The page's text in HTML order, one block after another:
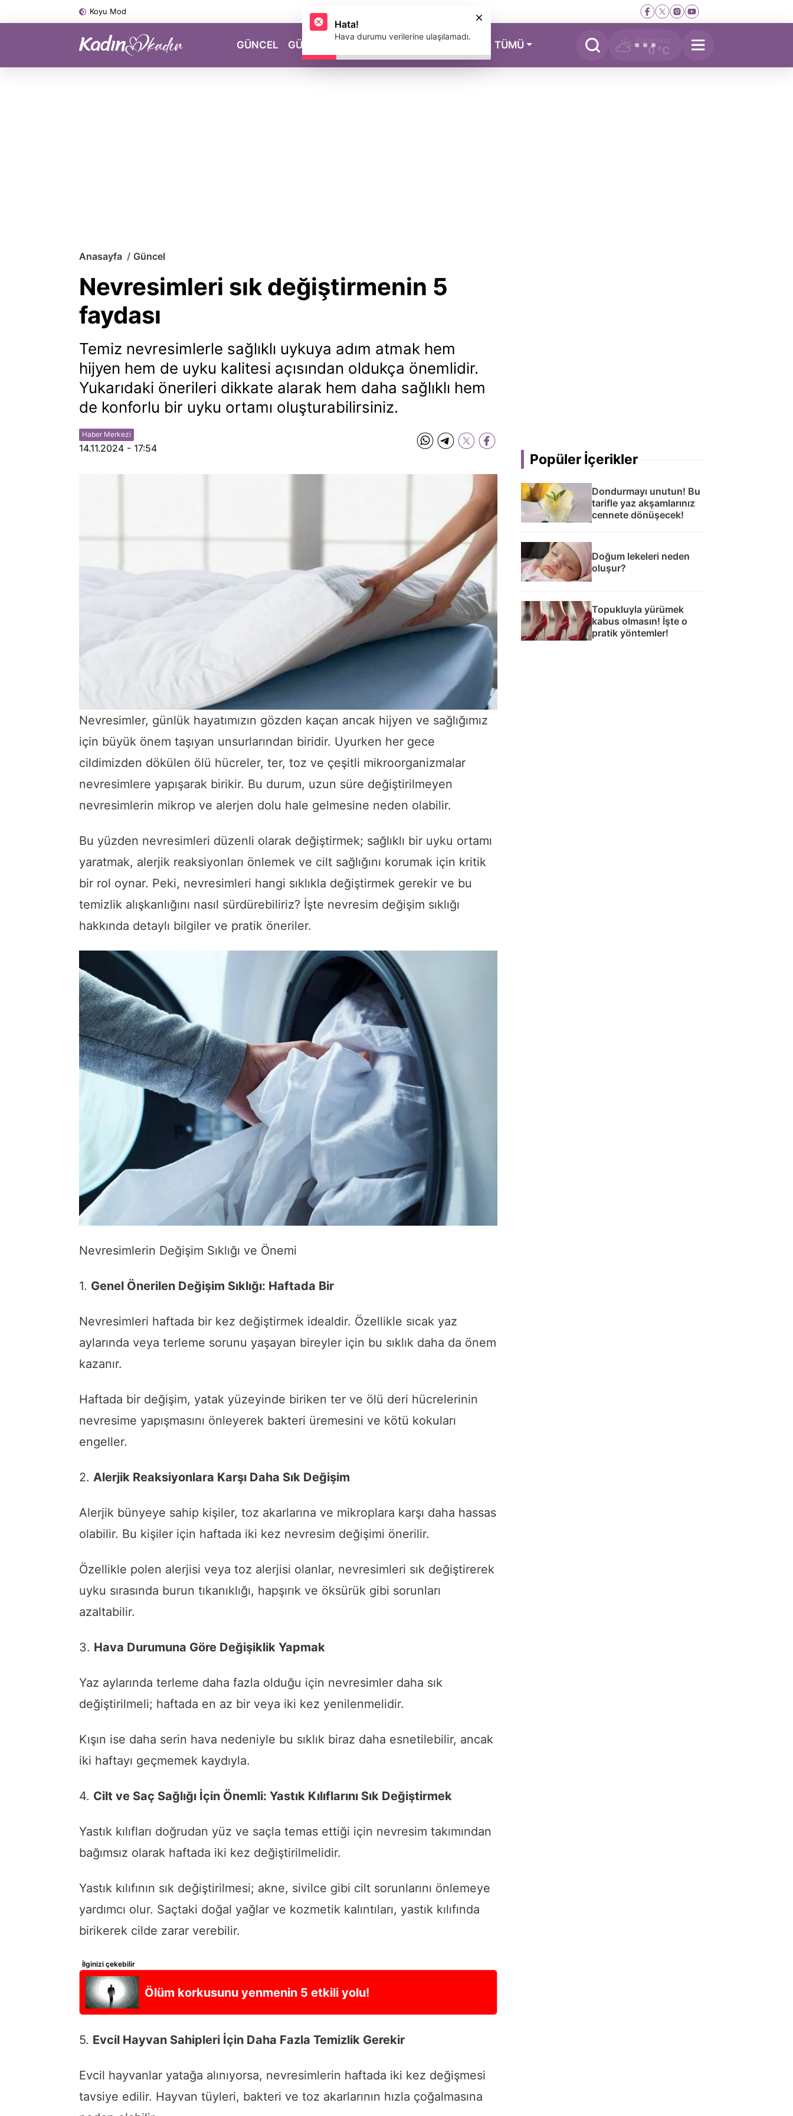
Koyu Mod
GÜNCEL GÜZELLİK MAGAZİN TÜMÜ Yükleniyor
0 °C
Anasayfa Güncel
Nevresimleri sık değiştirmenin 5
faydası
Temiz nevresimlerle sağlıklı uykuya adım atmak hem
hijyen hem de uyku kalitesi açısından oldukça önemlidir.
Yukarıdaki önerileri dikkate alarak hem daha sağlıklı hem
de konforlu bir uyku ortamı oluşturabilirsiniz.
Haber Merkezi
14.11.2024 - 17:54
Nevresimler, günlük hayatımızın gözden kaçan ancak hijyen ve sağlığımız
için büyük önem taşıyan unsurlarından biridir. Uyurken her gece
cildimizden dökülen ölü hücreler, ter, toz ve çeşitli mikroorganizmalar
nevresimlere yapışarak birikir. Bu durum, uzun süre değiştirilmeyen
nevresimlerin mikrop ve alerjen dolu hale gelmesine neden olabilir.
Bu yüzden nevresimleri düzenli olarak değiştirmek; sağlıklı bir uyku ortamı
yaratmak, alerjik reaksiyonları önlemek ve cilt sağlığını korumak için kritik
bir rol oynar. Peki, nevresimleri hangi sıklıkla değiştirmek gerekir ve bu
temizlik alışkanlığını nasıl sürdürebiliriz? İşte nevresim değişim sıklığı
hakkında detaylı bilgiler ve pratik öneriler.
Nevresimlerin Değişim Sıklığı ve Önemi
1. Genel Önerilen Değişim Sıklığı: Haftada Bir
Nevresimleri haftada bir kez değiştirmek idealdir. Özellikle sıcak yaz
aylarında veya terleme sorunu yaşayan bireyler için bu sıklık daha da önem
kazanır.
Haftada bir değişim, yatak yüzeyinde biriken ter ve ölü deri hücrelerinin
nevresime yapışmasını önleyerek bakteri üremesini ve kötü kokuları
engeller.
2. Alerjik Reaksiyonlara Karşı Daha Sık Değişim
Alerjik bünyeye sahip kişiler, toz akarlarına ve mikroplara karşı daha hassas
olabilir. Bu kişiler için haftada iki kez nevresim değişimi önerilir.
Özellikle polen alerjisi veya toz alerjisi olanlar, nevresimleri sık değiştirerek
uyku sırasında burun tıkanıklığı, hapşırık ve öksürük gibi sorunları
azaltabilir.
3. Hava Durumuna Göre Değişiklik Yapmak
Yaz aylarında terleme daha fazla olduğu için nevresimler daha sık
değiştirilmeli; haftada en az bir veya iki kez yenilenmelidir.
Kışın ise daha serin hava nedeniyle bu sıklık biraz daha esnetilebilir, ancak
iki haftayı geçmemek kaydıyla.
4. Cilt ve Saç Sağlığı İçin Önemli: Yastık Kılıflarını Sık Değiştirmek
Yastık kılıfları doğrudan yüz ve saçla temas ettiği için nevresim takımından
bağımsız olarak haftada iki kez değiştirilmelidir.
Yastık kılıfının sık değiştirilmesi; akne, sivilce gibi cilt sorunlarını önlemeye
yardımcı olur. Saçtaki doğal yağlar ve kozmetik kalıntıları, yastık kılıfında
birikerek cilde zarar verebilir.
İlginizi çekebilir
Ölüm korkusunu yenmenin 5 etkili yolu!
5. Evcil Hayvan Sahipleri İçin Daha Fazla Temizlik Gerekir
Evcil hayvanlar yatağa alınıyorsa, nevresimlerin haftada iki kez değişmesi
tavsiye edilir. Hayvan tüyleri, bakteri ve toz akarlarının hızla çoğalmasına
Popüler İçerikler
Dondurmayı unutun! Bu
tarifle yaz akşamlarınız
cennete dönüşecek!
Doğum lekeleri neden
oluşur?
Topukluyla yürümek
kabus olmasın! İşte o
pratik yöntemler!
Hata!
Hava durumu verilerine ulaşılamadı.